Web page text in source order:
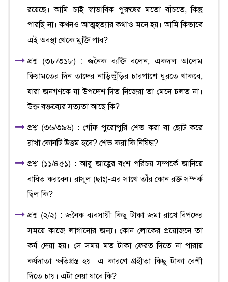
রয়েছে। আমি চাই স্বাভাবিক পুরুষের মতো বাঁচতে, কিন্তু
পারছি না। কখনও আত্মহত্যার কথাও মনে হয়। আমি কিভাবে
এই অবস্থা থেকে মুক্তি পাব?
প্রশ্ন (৩৮/৩১৮) : জনৈক ব্যক্তি বলেন, একদল আলেম
ক্বিয়ামতের দিন তাদের নাড়িভুঁড়ির চারপাশে ঘুরতে থাকবে,
যারা জনগণকে যা উপদেশ দিত নিজেরা তা মেনে চলত না।
উক্ত বক্তব্যের সত্যতা আছে কি?
প্রশ্ন (৩৬/৩৯৬) : গোঁফ পুরোপুরি শেভ করা বা ছোট করে
রাখা কোনটি উত্তম হবে? শেভ করা কি নিষিদ্ধ?
প্রশ্ন (১১/৪৫১) : আবু জাহ্লের বংশ পরিচয় সম্পর্কে জানিয়ে
বাধিত করবেন। রাসূল (ছাঃ)-এর সাথে তাঁর কোন রক্ত সম্পর্ক
ছিল কি?
প্রশ্ন (২/২) : জনৈক ব্যবসায়ী কিছু টাকা জমা রাখে বিপদের
সময়ে কাজে লাগানোর জন্য। কোন লোকের প্রয়োজনে তা
কর্য দেয়া হয়। সে সময় মত টাকা ফেরত দিতে না পারায়
কর্যদাতা ক্ষতিগ্রস্ত হয়। এ কারণে গ্রহীতা কিছু টাকা বেশী
দিতে চায়। এটা নেয়া যাবে কি?